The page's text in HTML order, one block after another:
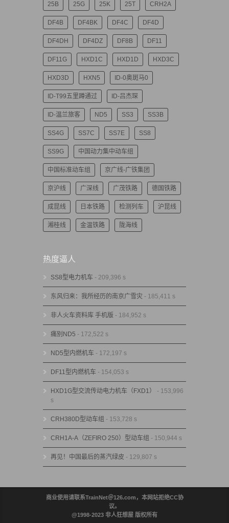
25B 25G 25K 25T CRH2A
DF4B DF4BK DF4C DF4D
DF4DH DF4DZ DF8B DF11
DF11G HXD1C HXD1D HXD3C
HXD3D HXN5 ID-0奥斑马0
ID-T99五里蹲通过 ID-吕杰琛
ID-温兰旅客 ND5 SS3 SS3B
SS4G SS7C SS7E SS8
SS9G 中国动力集中动车组
中国标准动车组 京广线-广铁集团
京沪线 广深线 广茂铁路 德国铁路
成昆线 日本铁路 检测列车 沪昆线
湘桂线 金温铁路 陇海线
热度逼人
SS8型电力机车 - 209,396 s
东风归来：我所经历的南京广雪灾 - 185,411 s
非人火车资料库 手机版 - 184,952 s
痛别ND5 - 172,522 s
ND5型内燃机车 - 172,197 s
DF11型内燃机车 - 154,053 s
HXD1G型交流传动电力机车（FXD1）
- 153,996
s
CRH380D型动车组 - 153,728 s
CRH1A-A（ZEFIRO 250）型动车组 - 150,944 s
再见！中国最后的蒸汽绿皮 - 129,807 s
商业使用请联系TrainNet＠126.com，本网站拒绝CC协
议。
@1998-2023 非人狂想屋 版权所有